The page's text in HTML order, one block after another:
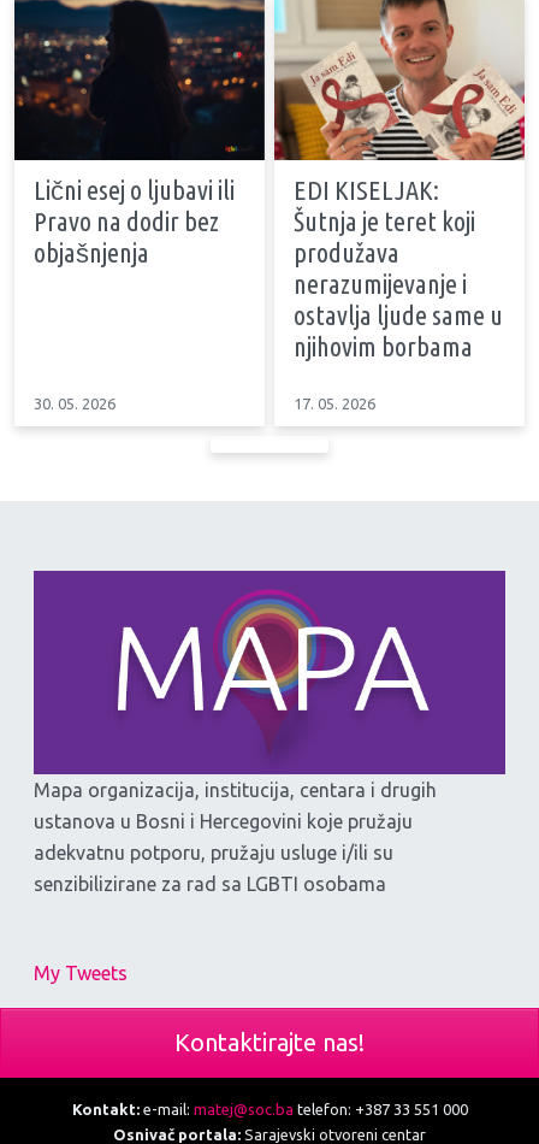
Lični esej o ljubavi ili
Pravo na dodir bez
objašnjenja
30. 05. 2026
EDI KISELJAK:
Šutnja je teret koji
produžava
nerazumijevanje i
ostavlja ljude same u
njihovim borbama
17. 05. 2026
Mapa organizacija, institucija, centara i drugih
ustanova u Bosni i Hercegovini koje pružaju
adekvatnu potporu, pružaju usluge i/ili su
senzibilizirane za rad sa LGBTI osobama
My Tweets
Kontaktirajte nas!
Kontakt:e-mail: matej@soc.ba telefon: +387 33 551 000
Osnivač portala: Sarajevski otvoreni centar